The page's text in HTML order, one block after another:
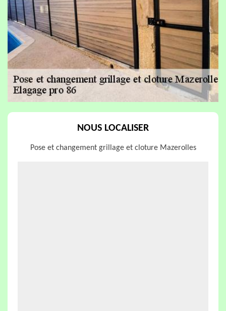
NOUS LOCALISER
Pose et changement grillage et cloture Mazerolles